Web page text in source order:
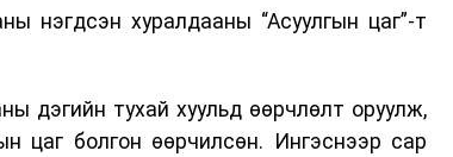
нэгдсэн хуралдааны “Асуулгын цаг”-т
дэгийн тухай хуульд өөрчлөлт оруулж,
цаг болгон өөрчилсөн. Ингэснээр сар